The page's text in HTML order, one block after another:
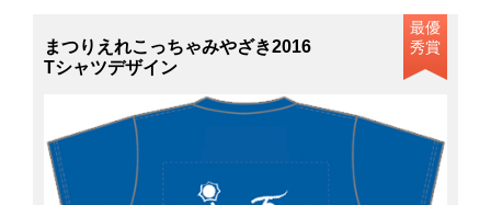
最優
秀賞
まつりえれこっちゃみやざき2016
Tシャツデザイン